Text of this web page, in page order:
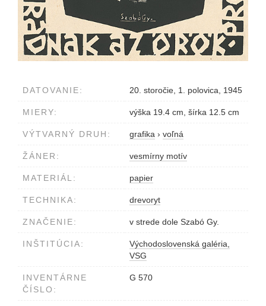
DATOVANIE: 20. storočie, 1. polovica, 1945
MIERY: výška 19.4 cm, šírka 12.5 cm
VÝTVARNÝ DRUH: grafika › voľná
ŽÁNER: vesmírny motív
MATERIÁL: papier
TECHNIKA: drevoryt
ZNAČENIE: v strede dole Szabó Gy.
INŠTITÚCIA:
Východoslovenská galéria,
VSG
INVENTÁRNE
ČÍSLO:
G 570